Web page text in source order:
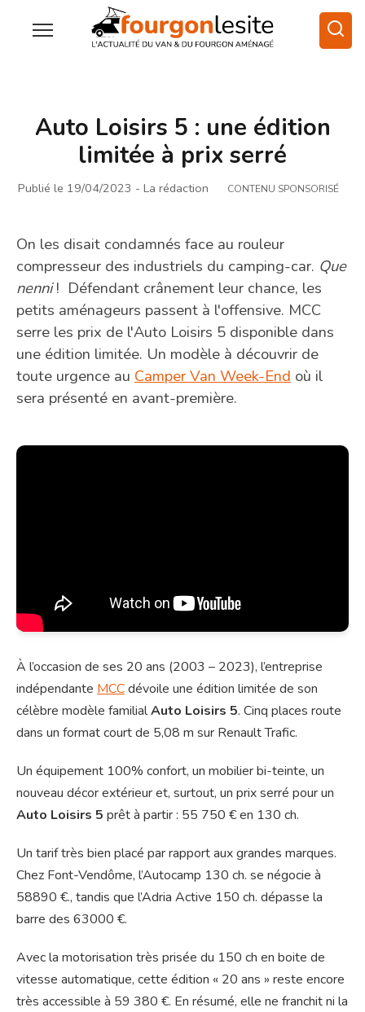
Auto Loisirs 5 : une édition
limitée à prix serré
Publié le 19/04/2023 - La rédaction CONTENU SPONSORISÉ
On les disait condamnés face au rouleur
compresseur des industriels du camping-car. Que
nenni! Défendant crânement leur chance, les
petits aménageurs passent à l'offensive. MCC
serre les prix de l'Auto Loisirs 5 disponible dans
une édition limitée. Un modèle à découvrir de
toute urgence au Camper Van Week-End où il
sera présenté en avant-première.
À l’occasion de ses 20 ans (2003 – 2023), l’entreprise
indépendante MCCdévoile une édition limitée de son
célèbre modèle familialAuto Loisirs 5. Cinq places route
dans un format court de 5,08 m sur Renault Trafic.
Un équipement 100% confort, un mobilier bi-teinte, un
nouveau décor extérieur et, surtout, un prix serré pour un
Auto Loisirs 5 prêt à partir : 55 750 € en 130 ch.
Un tarif très bien placé par rapport aux grandes marques.
Chez Font-Vendôme, l’Autocamp 130 ch. se négocie à
58890 €., tandis que l’Adria Active 150 ch. dépasse la
barre des 63000 €.
Avec la motorisation très prisée du 150 ch en boite de
vitesse automatique, cette édition « 20 ans » reste encore
très accessible à 59 380 €. En résumé, elle ne franchit ni la